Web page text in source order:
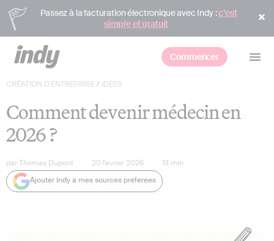
Passez à la facturation électronique avec Indy :c’est
simple et gratuit
Commencer
CRÉATION D'ENTREPRISE/ IDÉES
Comment devenir médecin en
2026 ?
parThomas Dupont 20 février 2026 13 min
Ajouter Indy à mes sources préférées